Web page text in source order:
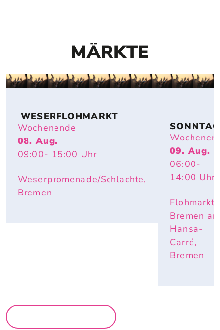
MÄRKTE
WESERFLOHMARKT
Wochenende
08. Aug.
09:00- 15:00 Uhr
Weserpromenade/Schlachte,
Bremen
T
09. Aug.
06:00-
14:00 Uhr
Flohmarkt
Bremen
Hansa-
Carré,
Bremen